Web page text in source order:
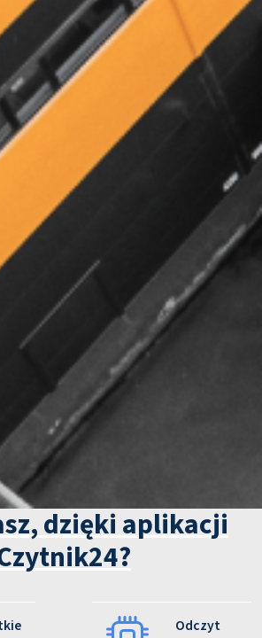
dzięki aplikacji
Odczyt